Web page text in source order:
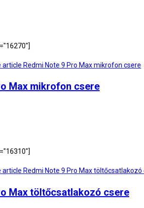
Max mikrofon csere
Max töltőcsatlakozó csere